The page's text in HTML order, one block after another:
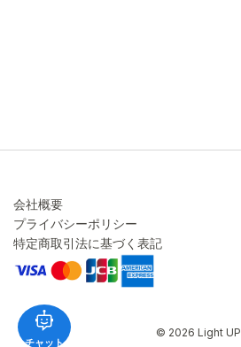
チャット
会社概要
プライバシーポリシー
特定商取引法に基づく表記
© 2026 Light UP